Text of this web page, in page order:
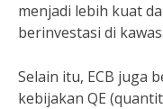
menjadi lebih kuat
berinvestasi di
Selain itu, ECB juga
kebijakan QE